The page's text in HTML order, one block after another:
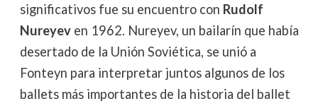
significativos fue su encuentro con Rudolf
Nureyeven 1962. Nureyev, un bailarín que había
desertado de la Unión Soviética, se unió a
Fonteyn para interpretar juntos algunos de los
ballets más importantes de la historia del ballet